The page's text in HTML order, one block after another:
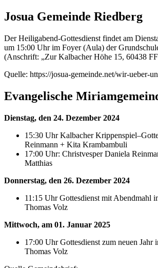
Josua Gemeinde Riedberg
Der Heiligabend-Gottesdienst findet am
um 15:00 Uhr im Foyer (Aula) der
(Anschrift: „Zur Kalbacher Höhe 15, 60438
Quelle: https://josua-gemeinde.net/wir-ueber-
Evangelische
Dienstag, den 24. Dezember 2024
15:30 Uhr Kalbacher
Reinmann + Kita Krambambuli
17:00 Uhr: Christvesper Daniela
Matthias
Donnerstag, den 26. Dezember 2024
11:15 Uhr Gottesdienst mit Abendmahl
Thomas Volz
Mittwoch, am 01. Januar 2025
17:00 Uhr Gottesdienst zum neuen Jahr
Thomas Volz